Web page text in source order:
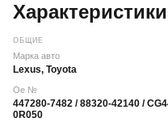
Характеристики
ОБЩИЕ
Марка авто
Lexus, Toyota
Oe №
447280-7482 / 88320-42140 /
0R050